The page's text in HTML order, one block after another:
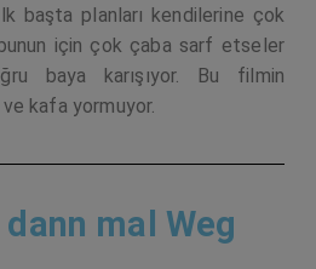
İlk başta planları kendilerine çok
için çok çaba sarf etseler
baya karışıyor. Bu filmin
ve kafa yormuyor.
mal Weg